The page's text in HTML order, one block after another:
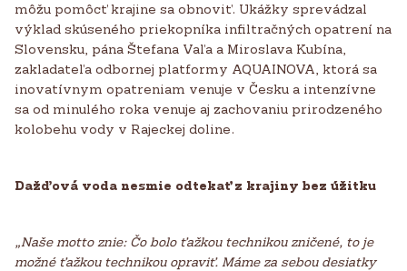
môžu pomôcť krajine sa obnoviť. Ukážky sprevádzal
výklad skúseného priekopníka infiltračných opatrení na
Slovensku, pána Štefana Vaľa a Miroslava Kubína,
zakladateľa odbornej platformy AQUAINOVA, ktorá sa
inovatívnym opatreniam venuje v Česku a intenzívne
sa od minulého roka venuje aj zachovaniu prirodzeného
kolobehu vody v Rajeckej doline.
Dažďová voda nesmie odtekať z krajiny bez úžitku
„Naše motto znie: Čo bolo ťažkou technikou zničené, to je
možné ťažkou technikou opraviť. Máme za sebou desiatky